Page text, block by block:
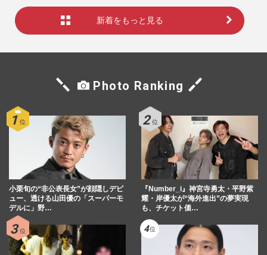
新着をもっと見る
Photo Ranking
小栗旬の“非公表長女”が顔隠しデビ
ュー、透ける山田優の「スーパーモ
デルに」野…
『Number_i』神宮寺勇太・平野紫
耀・岸優太が“海外進出”の夢実現
も、チケット価…